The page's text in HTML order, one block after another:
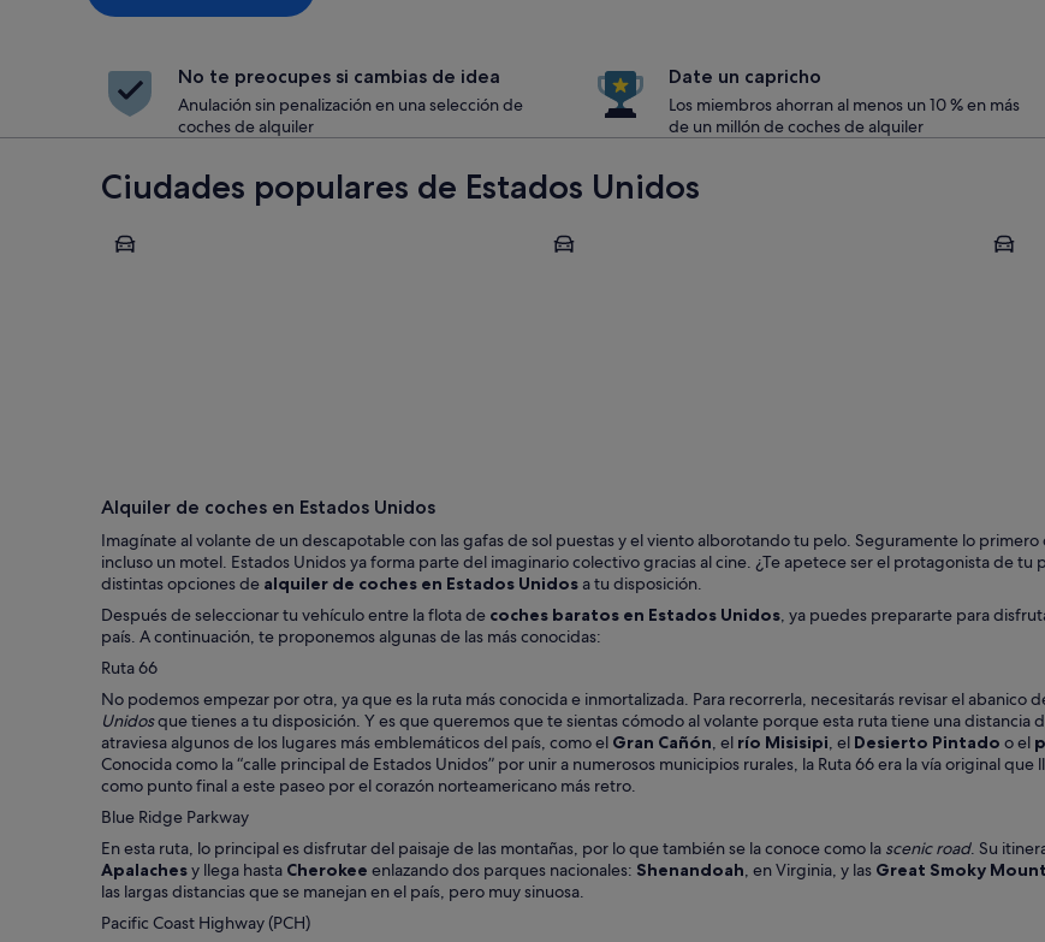
No te preocupes si cambias de idea
Anulación sin penalización en una selección de
coches de alquiler
Date un capricho
Los miembros ahorran al menos un 10 % en más
de un millón de coches de alquiler
Ciudades populares de Estados Unidos
Chicago Nueva York Orlando
Alquiler de coches en Estados Unidos
Imagínate al volante de un descapotable con las gafas de sol puestas y el viento alborotando tu pelo. Seguramente lo
incluso un motel. Estados Unidos ya forma parte del imaginario colectivo gracias al cine. ¿Te apetece ser el protagonista de tu
distintas opciones de alquiler de coches en Estados Unidos a tu disposición.
Después de seleccionar tu vehículo entre la flota de coches baratos en Estados Unidos, ya puedes prepararte para
país. A continuación, te proponemos algunas de las más conocidas:
Ruta 66
No podemos empezar por otra, ya que es la ruta más conocida e inmortalizada. Para recorrerla, necesitarás revisar el abanico
Unidosque tienes a tu disposición. Y es que queremos que te sientas cómodo al volante porque esta ruta tiene una distancia
atraviesa algunos de los lugares más emblemáticos del país, como el Gran Cañón, el río Misisipi, el Desierto Pintado o el
Conocida como la “calle principal de Estados Unidos” por unir a numerosos municipios rurales, la Ruta 66 era la vía original
como punto final a este paseo por el corazón norteamericano más retro.
Blue Ridge Parkway
En esta ruta, lo principal es disfrutar del paisaje de las montañas, por lo que también se la conoce como la scenic road. Su
Apalachesy llega hasta Cherokee enlazando dos parques nacionales: Shenandoah, en Virginia, y las Great Smoky
las largas distancias que se manejan en el país, pero muy sinuosa.
Pacific Coast Highway (PCH)